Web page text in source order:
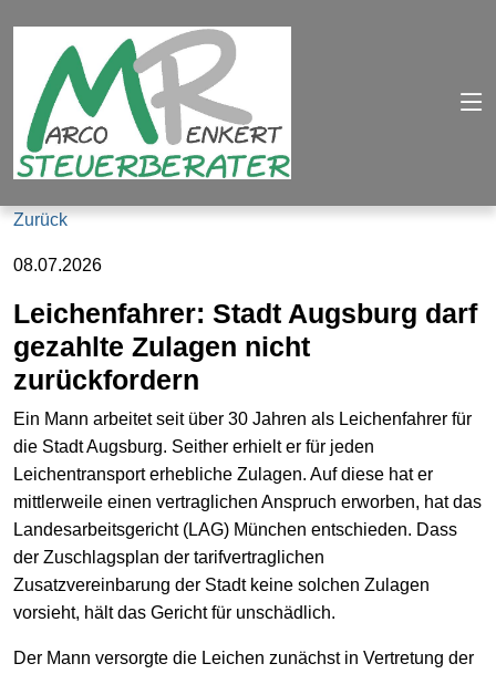
Zurück
08.07.2026
Leichenfahrer: Stadt Augsburg darf
gezahlte Zulagen nicht
zurückfordern
Ein Mann arbeitet seit über 30 Jahren als Leichenfahrer für
die Stadt Augsburg. Seither erhielt er für jeden
Leichentransport erhebliche Zulagen. Auf diese hat er
mittlerweile einen vertraglichen Anspruch erworben, hat das
Landesarbeitsgericht (LAG) München entschieden. Dass
der Zuschlagsplan der tarifvertraglichen
Zusatzvereinbarung der Stadt keine solchen Zulagen
vorsieht, hält das Gericht für unschädlich.
Der Mann versorgte die Leichen zunächst in Vertretung der